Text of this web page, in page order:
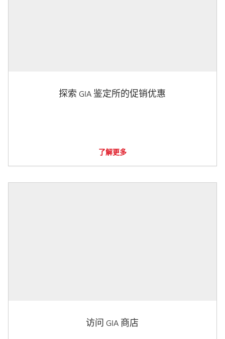
探索 GIA 鉴定所的促销优惠
了解更多
访问 GIA 商店